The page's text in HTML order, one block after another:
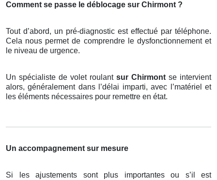
Comment se passe le déblocage sur Chirmont ?
Tout d’abord, un pré-diagnostic est effectué par téléphone.
Cela nous permet de comprendre le dysfonctionnement et
le niveau de urgence.
Un spécialiste de volet roulant sur Chirmont se intervient
alors, généralement dans l’délai imparti, avec l’matériel et
les éléments nécessaires pour remettre en état.
Un accompagnement sur mesure
Si les ajustements sont plus importantes ou s’il est